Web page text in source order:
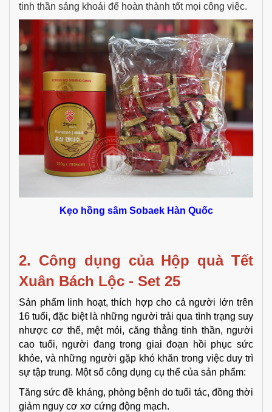
tinh thần sảng khoái để hoàn thành tốt mọi công việc.
Kẹo hồng sâm Sobaek Hàn Quốc
2. Công dụng của Hộp quà Tết
Xuân Bách Lộc - Set 25
Sản phẩm linh hoạt, thích hợp cho cả người lớn trên
16 tuổi, đặc biệt là những người trải qua tình trạng suy
nhược cơ thể, mệt mỏi, căng thẳng tinh thần, người
cao tuổi, người đang trong giai đoạn hồi phục sức
khỏe, và những người gặp khó khăn trong việc duy trì
sự tập trung. Một số công dụng cụ thể của sản phẩm:
Tăng sức đề kháng, phòng bệnh do tuổi tác, đồng thời
giảm nguy cơ xơ cứng động mạch.